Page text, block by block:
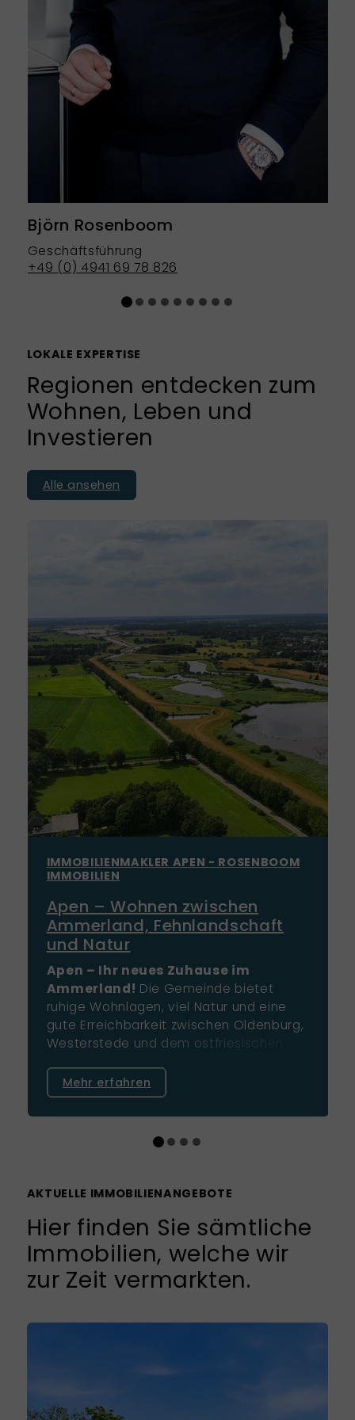
Björn Rosenboom
Geschäftsführung
+49 (0) 4941 69 78 826
LOKALE EXPERTISE
Regionen entdecken zum
Wohnen, Leben und
Investieren
Alle ansehen
IMMOBILIENMAKLER APEN - ROSENBOOM
IMMOBILIEN
Apen – Wohnen zwischen
Ammerland, Fehnlandschaft
und Natur
Apen – Ihr neues Zuhause im
Ammerland! Die Gemeinde bietet
ruhige Wohnlagen, viel Natur und eine
gute Erreichbarkeit zwischen Oldenburg,
Westerstede und dem ostfriesischen
Eigentumswohnung oder Kapitalanlage –
entdecken Sie jetzt passende Immobilien
in Apen!
Mehr erfahren
AKTUELLE IMMOBILIENANGEBOTE
Hier finden Sie sämtliche
Immobilien, welche wir
zur Zeit vermarkten.